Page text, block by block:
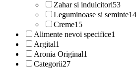
Zahar si indulcitori53
Leguminoase si seminte14
Creme15
Alimente nevoi specifice1
Argital1
Aronia Original1
Categorii27